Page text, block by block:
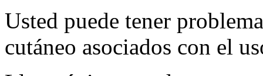
Usted puede tener
cutáneo asociados con el